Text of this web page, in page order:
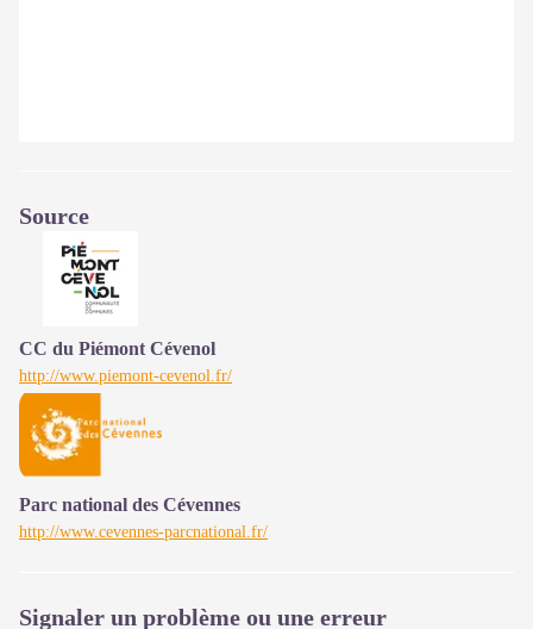
Source
CC du Piémont Cévenol
http://www.piemont-cevenol.fr/
Parc national des Cévennes
http://www.cevennes-parcnational.fr/
Signaler un problème ou une erreur